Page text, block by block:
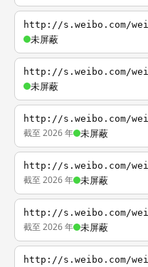
http://s.weibo.com/
未屏蔽
http://s.weibo.com/
未屏蔽
http://s.weibo.com/
截至 2026 年 未屏蔽
http://s.weibo.com/
截至 2026 年 未屏蔽
http://s.weibo.com/
截至 2026 年 未屏蔽
http://s.weibo.com/